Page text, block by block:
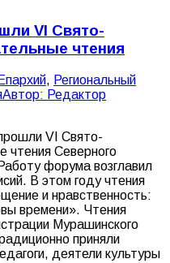
VI Свято-
чтения
, Региональный
Автор: Редактор
VI Свято-
чтения Северного
форума возглавил
В этом году чтения
и нравственность:
времени». Чтения
Мурашинского
приняли
деятели культуры